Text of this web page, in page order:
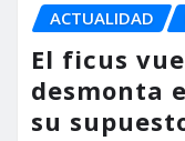
ACTUALIDAD
El ficus
desmonta
su